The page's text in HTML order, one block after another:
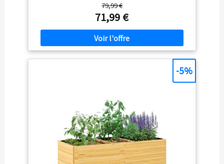
Les cadres en pin scandinave sont rabotés et traités
thermiquement pour assurer une protection optimale
contre les parasites et les champignons, garantissant
ainsi une jardinière durable. Ce bac potager extérieur en
bois est pliable et empilable, ce qui facilite son transport
et son rangement. Parfait pour le jardinage et
l’aménagement paysager. Nos potagers surélevés en
bois s'adaptent à tous types de jardins et offrent des
conditions idéales pour la culture des légumes, fleurs et
extérieur. Garronda - Marque spécialisée dans les
accessoires de jardin de haute qualité : bacs potagers,
jardinières en bois, carrés potagers et autres
équipements pour cultiver votre jardin avec succès.
79,99 €
71,99 €
-5%